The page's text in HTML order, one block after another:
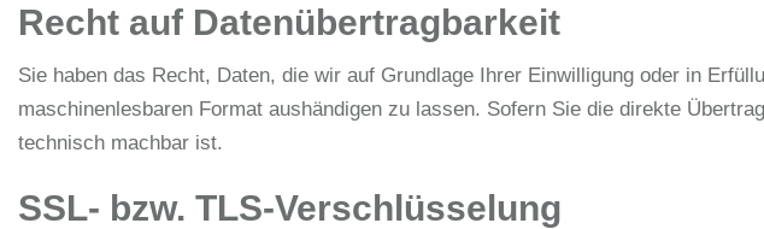
Recht auf Datenübertragbarkeit
Sie haben das Recht, Daten, die wir auf Grundlage Ihrer Einwilligung oder in
maschinenlesbaren Format aushändigen zu lassen. Sofern Sie die direkte
technisch machbar ist.
SSL- bzw. TLS-Verschlüsselung